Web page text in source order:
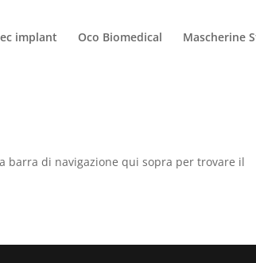
implant Oco Biomedical Mascherine
barra di navigazione qui sopra per trovare il